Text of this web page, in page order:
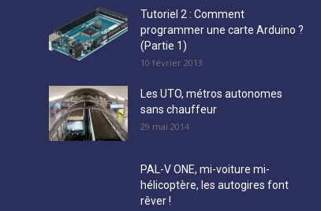
Tutoriel 2 : Comment
programmer une carte Arduino ?
(Partie 1)
10 février 2013
Les UTO, métros autonomes
sans chauffeur
29 mai 2014
PAL-V ONE, mi-voiture mi-
hélicoptère, les autogires font
rêver !